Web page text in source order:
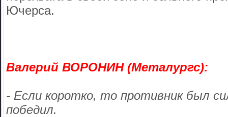
Ючерса.
Валерий ВОРОНИН (Металургс):
- Если коротко, то противник был
победил.